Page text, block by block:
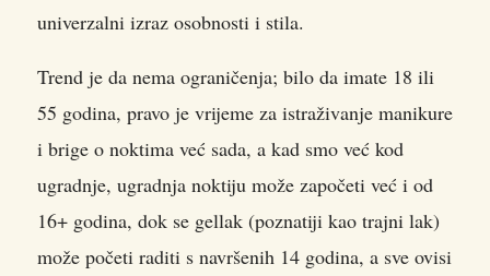
univerzalni izraz osobnosti i stila.
Trend je da nema ograničenja; bilo da imate 18 ili
55 godina, pravo je vrijeme za istraživanje manikure
i brige o noktima već sada, a kad smo već kod
ugradnje, ugradnja noktiju može započeti već i od
16+ godina, dok se gellak (poznatiji kao trajni lak)
može početi raditi s navršenih 14 godina, a sve ovisi